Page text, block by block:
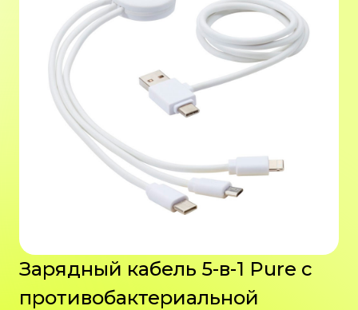
Зарядный кабель 5-в-1 Pure с
противобактериальной